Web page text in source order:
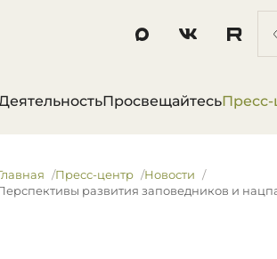
Просвещайтесь
Пресс-центр
Новости
развития заповедников и